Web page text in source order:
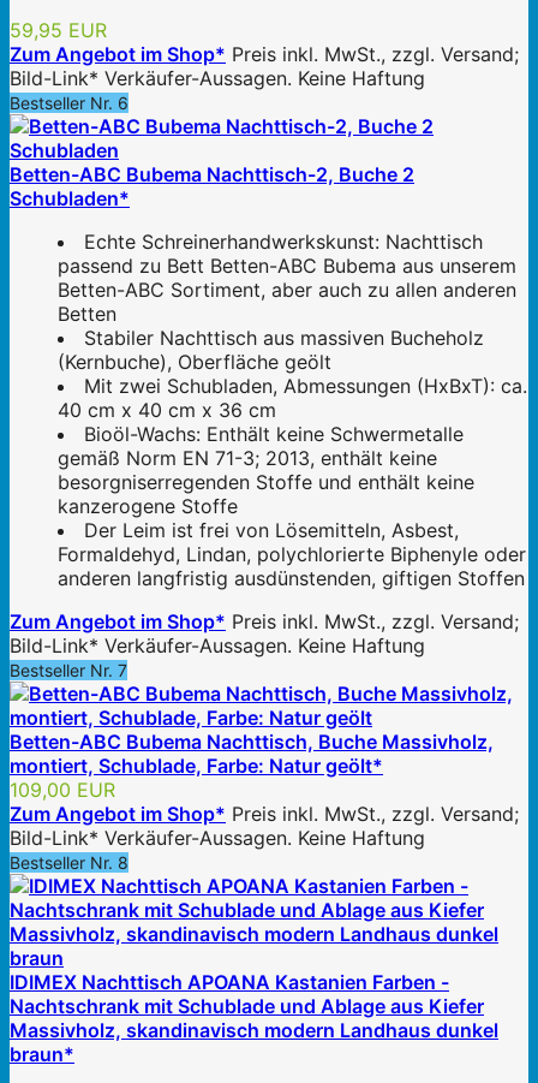
59,95 EUR
Zum Angebot im Shop* Preis inkl. MwSt., zzgl. Versand;
Bild-Link* Verkäufer-Aussagen. Keine Haftung
Bestseller Nr. 6
Betten-ABC Bubema Nachttisch-2, Buche 2
Schubladen*
Echte Schreinerhandwerkskunst: Nachttisch
passend zu Bett Betten-ABC Bubema aus unserem
Betten-ABC Sortiment, aber auch zu allen anderen
Betten
Stabiler Nachttisch aus massiven Bucheholz
(Kernbuche), Oberfläche geölt
Mit zwei Schubladen, Abmessungen (HxBxT): ca.
40 cm x 40 cm x 36 cm
Bioöl-Wachs: Enthält keine Schwermetalle
gemäß Norm EN 71-3; 2013, enthält keine
besorgniserregenden Stoffe und enthält keine
kanzerogene Stoffe
Der Leim ist frei von Lösemitteln, Asbest,
Formaldehyd, Lindan, polychlorierte Biphenyle oder
anderen langfristig ausdünstenden, giftigen Stoffen
Zum Angebot im Shop* Preis inkl. MwSt., zzgl. Versand;
Bild-Link* Verkäufer-Aussagen. Keine Haftung
Bestseller Nr. 7
Betten-ABC Bubema Nachttisch, Buche Massivholz,
montiert, Schublade, Farbe: Natur geölt*
109,00 EUR
Zum Angebot im Shop* Preis inkl. MwSt., zzgl. Versand;
Bild-Link* Verkäufer-Aussagen. Keine Haftung
Bestseller Nr. 8
IDIMEX Nachttisch APOANA Kastanien Farben -
Nachtschrank mit Schublade und Ablage aus Kiefer
Massivholz, skandinavisch modern Landhaus dunkel
braun*